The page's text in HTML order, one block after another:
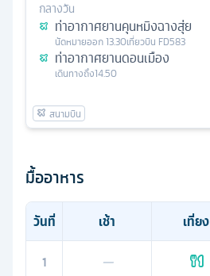
กลางวัน
ท่าอากาศยานคุนหมิงฉางสุ่ย
นัดหมายออก13.30เที่ยวบิน FD583
ท่าอากาศยานดอนเมือง
เดินทางถึง14.50
มื้ออาหาร
วันที่ เช้า เที่ยง
1
—